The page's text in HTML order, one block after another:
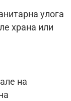
улога
храна или
на